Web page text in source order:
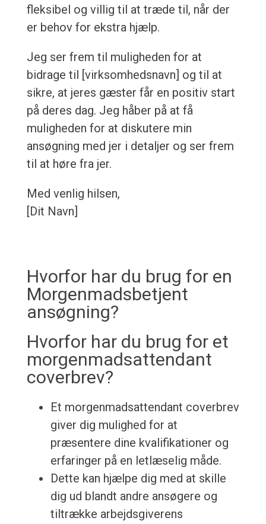
fleksibel og villig til at træde til, når der
er behov for ekstra hjælp.
Jeg ser frem til muligheden for at
bidrage til [virksomhedsnavn] og til at
sikre, at jeres gæster får en positiv start
på deres dag. Jeg håber på at få
muligheden for at diskutere min
ansøgning med jer i detaljer og ser frem
til at høre fra jer.
Med venlig hilsen,
[Dit Navn]
Hvorfor har du brug for en
Morgenmadsbetjent
ansøgning?
Hvorfor har du brug for et
morgenmadsattendant
coverbrev?
Et morgenmadsattendant coverbrev
giver dig mulighed for at
præsentere dine kvalifikationer og
erfaringer på en letlæselig måde.
Dette kan hjælpe dig med at skille
dig ud blandt andre ansøgere og
tiltrække arbejdsgiverens